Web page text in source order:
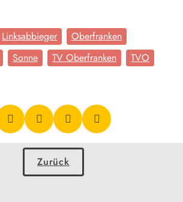
Linksabbieger
Oberfranken
Sonne TV Oberfranken
TVO
Zurück